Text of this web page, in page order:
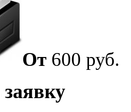
От 600 руб.